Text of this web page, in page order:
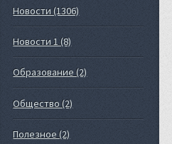
Новости (1306)
Новости 1 (8)
Образование (2)
Общество (2)
Полезное (2)